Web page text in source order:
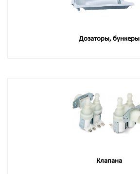
Дозаторы, бункеры
Клапана